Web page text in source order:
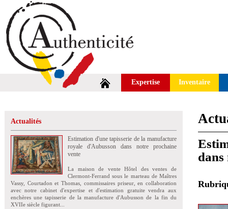
Expertise Inventaire
Actualités
Estimation d'une tapisserie de la manufacture
royale d'Aubusson dans notre prochaine
vente
La maison de vente Hôtel des ventes de
Clermont-Ferrand sous le marteau de Maîtres
Vassy, Courtadon et Thomas, commissaires priseur, en collaboration
avec notre cabinet d'expertise et d'estimation gratuite vendra aux
enchères une tapisserie de la manufacture d'Aubusson de la fin du
XVIIe siècle figurant...
dans